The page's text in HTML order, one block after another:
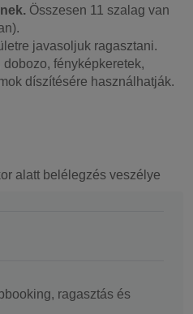
Összesen 11 szalag van
javasoljuk ragasztani.
fényképkeretek,
díszítésére használhatják.
alatt belélegzés veszélye
ragasztás és